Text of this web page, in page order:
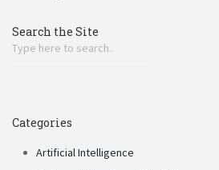
Search the Site
Categories
Artificial Intelligence